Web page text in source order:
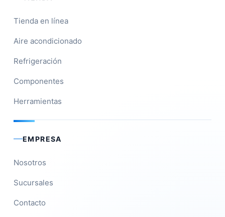
Tienda en línea
Aire acondicionado
Refrigeración
Componentes
Herramientas
EMPRESA
Nosotros
Sucursales
Contacto